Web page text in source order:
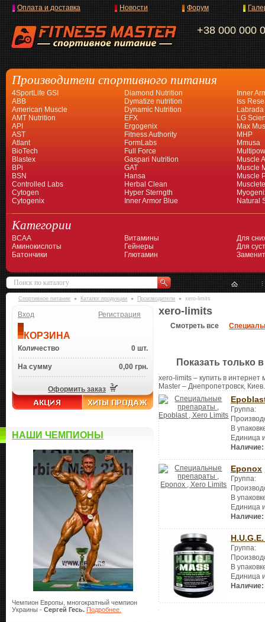
+38 000 000
Оплата и доставка Новости Форум
Производители спортивного питания
4SportLife GSI
ABB
American Muscle
AMT Nutrition
API
AST
Atlant
BioTech
Blastex
BPi
BSN
Controlled Labs
Cytogen
Cytogenix
Diamond Nutrition
Dymatize nutrition
Dynamic Nutrition
EFX
Ergogenix
Fitness Authority
FormLabs
Full Force
Gaspari Nutrition
GAT
Hansa
Herbal Clean
Hyper Sterngth
Inner Armor Blue
Inner
Iss
Labrada
LG
Max
MHP
Mmusa
Muscle
Muscle
Muscle
Natural
Категории
BCAA
Аминокислоты
Батончики
Витамины
Гейнеры
Глютамин
Для
Для
Спортивное питание Каталог продукции Производители xero-limits
Вход Регистрация
КОРЗИНА
Количество 0 шт.
На сумму 0,00 грн.
Оформить заказ
НАШИ ЧЕМПИОНЫ
Чемпион Европы, многократный чемпион
Украины - Сергей Гесь. Подробнее.
xero-limits
Смотреть все
Показать только
xero-limits – купить в
Master – Днепропетровск, Киев.
Группа:
В
Единица
Наличие:
Eponox
Группа:
В
Единица
Наличие:
Группа:
В
Единица
Наличие: